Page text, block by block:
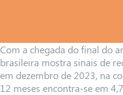
Com a chegada do final do
brasileira mostra sinais de
em dezembro de 2023, na
12 meses encontra-se em